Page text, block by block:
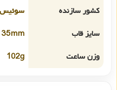
کشور سازنده
سوئیس
سایز قاب
35mm
وزن ساعت
102g